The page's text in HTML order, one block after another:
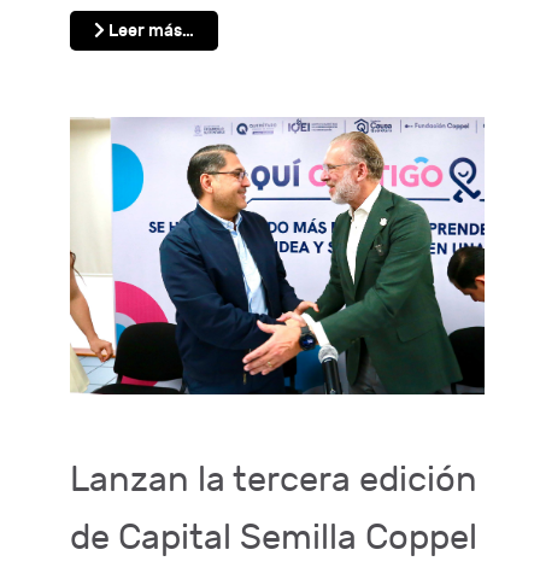
Leer más…
Lanzan la tercera edición
de Capital Semilla Coppel